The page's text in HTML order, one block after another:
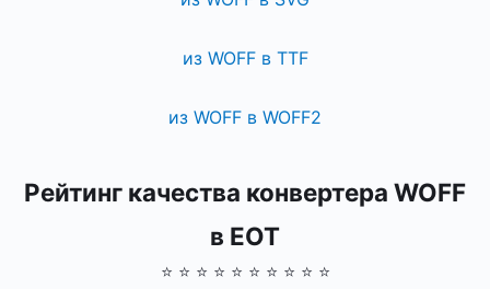
из WOFF в TTF
из WOFF в WOFF2
Рейтинг качества конвертера WOFF
в EOT
⭐ ⭐ ⭐ ⭐ ⭐ ⭐ ⭐ ⭐ ⭐ ⭐